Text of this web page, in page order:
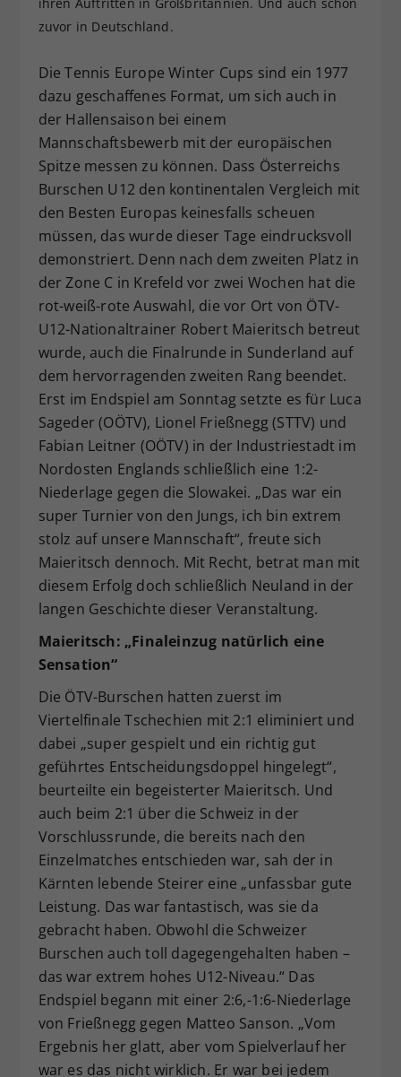
zuvor in Deutschland.
Die Tennis Europe Winter Cups sind ein 1977
dazu geschaffenes Format, um sich auch in
der Hallensaison bei einem
Mannschaftsbewerb mit der europäischen
Spitze messen zu können. Dass Österreichs
Burschen U12 den kontinentalen Vergleich mit
den Besten Europas keinesfalls scheuen
müssen, das wurde dieser Tage eindrucksvoll
demonstriert. Denn nach dem zweiten Platz in
der Zone C in Krefeld vor zwei Wochen hat die
rot-weiß-rote Auswahl, die vor Ort von ÖTV-
U12-Nationaltrainer Robert Maieritsch betreut
wurde, auch die Finalrunde in Sunderland auf
dem hervorragenden zweiten Rang beendet.
Erst im Endspiel am Sonntag setzte es für Luca
Sageder (OÖTV), Lionel Frießnegg (STTV) und
Fabian Leitner (OÖTV) in der Industriestadt im
Nordosten Englands schließlich eine 1:2-
Niederlage gegen die Slowakei. „Das war ein
super Turnier von den Jungs, ich bin extrem
stolz auf unsere Mannschaft“, freute sich
Maieritsch dennoch. Mit Recht, betrat man mit
diesem Erfolg doch schließlich Neuland in der
langen Geschichte dieser Veranstaltung.
Maieritsch: „Finaleinzug natürlich eine
Sensation“
Die ÖTV-Burschen hatten zuerst im
Viertelfinale Tschechien mit 2:1 eliminiert und
dabei „super gespielt und ein richtig gut
geführtes Entscheidungsdoppel hingelegt“,
beurteilte ein begeisterter Maieritsch. Und
auch beim 2:1 über die Schweiz in der
Vorschlussrunde, die bereits nach den
Einzelmatches entschieden war, sah der in
Kärnten lebende Steirer eine „unfassbar gute
Leistung. Das war fantastisch, was sie da
gebracht haben. Obwohl die Schweizer
Burschen auch toll dagegengehalten haben –
das war extrem hohes U12-Niveau.“ Das
Endspiel begann mit einer 2:6,-1:6-Niederlage
von Frießnegg gegen Matteo Sanson. „Vom
Ergebnis her glatt, aber vom Spielverlauf her
war es das nicht wirklich. Er war bei jedem
Zweck
Dieser Wert speichert Ihre Consent-
historische Speicherung Ihrer
vorgenommen Einstellungen, falls der
Webseiten-Betreiber dies eingestellt
hat.